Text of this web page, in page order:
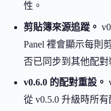
性。
剪貼簿來源追蹤。
Panel 裡會顯示每則
否已同步到其他配對
v0.6.0 的配對重設。
從 v0.5.0 升級時所